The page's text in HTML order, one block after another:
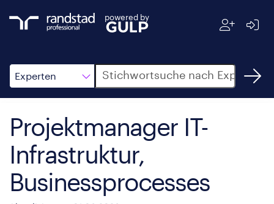
powered by
Experten
Suche
Projektmanager IT-
Infrastruktur,
Businessprocesses